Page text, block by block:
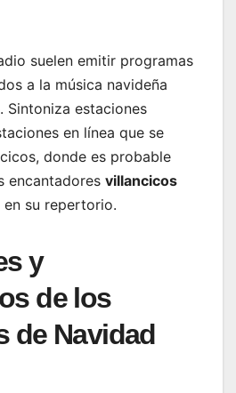
suelen emitir programas
a la música navideña
Sintoniza estaciones
en línea que se
donde es probable
encantadores villancicos
en su repertorio.
y
de los
de Navidad